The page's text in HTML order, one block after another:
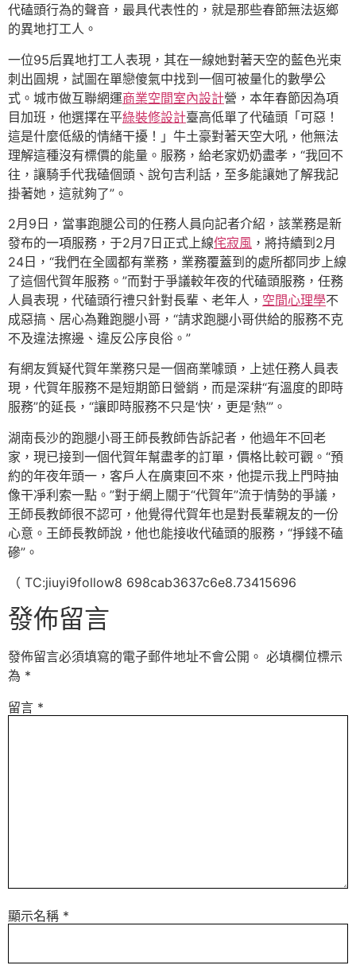
代磕頭行為的聲音，最具代表性的，就是那些春節無法返鄉
的異地打工人。
一位95后異地打工人表現，其在一線她對著天空的藍色光束
刺出圓規，試圖在單戀傻氣中找到一個可被量化的數學公
式。城市做互聯網運商業空間室內設計營，本年春節因為項
目加班，他選擇在平綠裝修設計臺高低單了代磕頭「可惡！
這是什麼低級的情緒干擾！」牛土豪對著天空大吼，他無法
理解這種沒有標價的能量。服務，給老家奶奶盡孝，“我回不
往，讓騎手代我磕個頭、說句吉利話，至多能讓她了解我記
掛著她，這就夠了”。
2月9日，當事跑腿公司的任務人員向記者介紹，該業務是新
發布的一項服務，于2月7日正式上線侘寂風 ，將持續到2月
24日，“我們在全國都有業務，業務覆蓋到的處所都同步上線
了這個代賀年服務。”而對于爭議較年夜的代磕頭服務，任務
人員表現，代磕頭行禮只針對長輩、老年人， 空間心理學不
成惡搞、居心為難跑腿小哥，“請求跑腿小哥供給的服務不克
不及違法擦邊、違反公序良俗。”
有網友質疑代賀年業務只是一個商業噱頭，上述任務人員表
現，代賀年服務不是短期節日營銷，而是深耕“有溫度的即時
服務”的延長，“讓即時服務不只是‘快’，更是‘熱’”。
湖南長沙的跑腿小哥王師長教師告訴記者，他過年不回老
家，現已接到一個代賀年幫盡孝的訂單，價格比較可觀。“預
約的年夜年頭一，客戶人在廣東回不來，他提示我上門時抽
像干凈利索一點。”對于網上關于“代賀年”流于情勢的爭議，
王師長教師很不認可，他覺得代賀年也是對長輩親友的一份
心意。王師長教師說，他也能接收代磕頭的服務，“掙錢不磕
磣”。
（ TC:jiuyi9follow8 698cab3637c6e8.73415696
發佈留言
發佈留言必須填寫的電子郵件地址不會公開。 必填欄位標示
為 *
留言 *
顯示名稱 *